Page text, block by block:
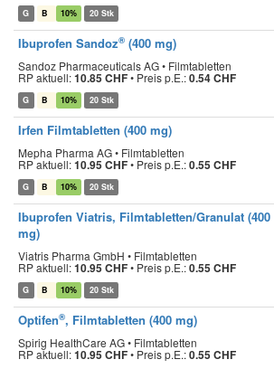
G B 10% 20 Stk
Ibuprofen Sandoz® (400 mg)
Sandoz Pharmaceuticals AG • Filmtabletten
RP aktuell:10.85 CHF• Preis p.E.:0.54 CHF
G B 10% 20 Stk
Irfen Filmtabletten (400 mg)
Mepha Pharma AG • Filmtabletten
RP aktuell:10.95 CHF• Preis p.E.:0.55 CHF
G B 10% 20 Stk
Ibuprofen Viatris, Filmtabletten/Granulat (400
mg)
Viatris Pharma GmbH • Filmtabletten
RP aktuell:10.95 CHF• Preis p.E.:0.55 CHF
G B 10% 20 Stk
Optifen®, Filmtabletten (400 mg)
Spirig HealthCare AG • Filmtabletten
RP aktuell:10.95 CHF• Preis p.E.:0.55 CHF